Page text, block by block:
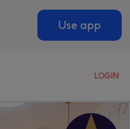
Use app
LOGIN